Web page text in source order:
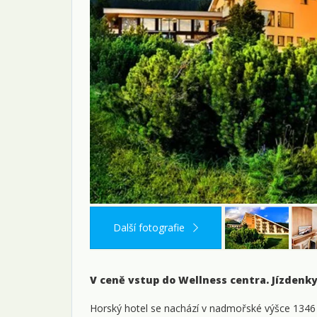
Další fotografie
V ceně vstup do Wellness centra.
Horský hotel se nachází v nadmořské výšce